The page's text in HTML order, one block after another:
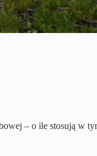
– o ile stosują w